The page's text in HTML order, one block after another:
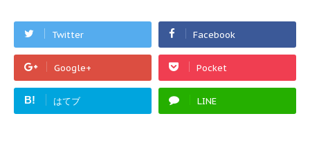
Twitter Facebook
Google+ Pocket
B! はてブ LINE